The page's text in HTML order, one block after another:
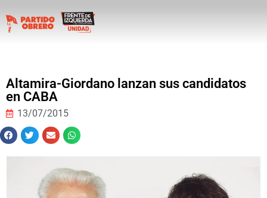
Altamira-Giordano lanzan sus candidatos
en CABA
13/07/2015